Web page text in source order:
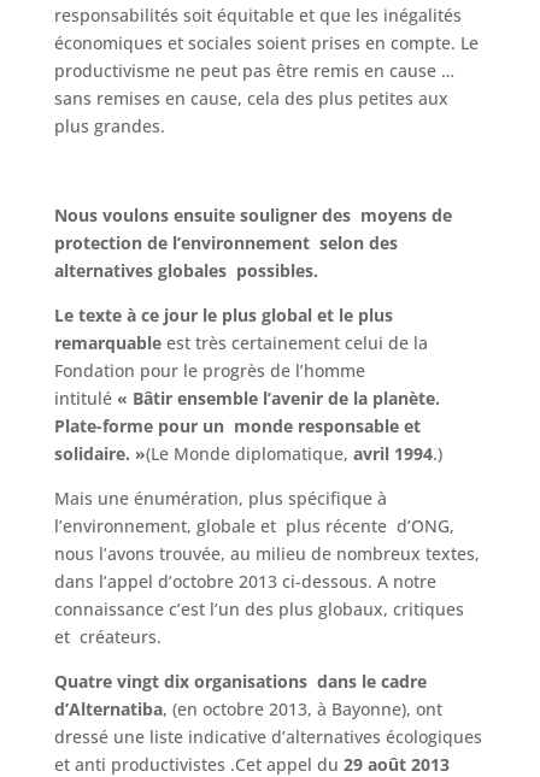
responsabilités soit équitable et que les inégalités
économiques et sociales soient prises en compte. Le
productivisme ne peut pas être remis en cause …
sans remises en cause, cela des plus petites aux
plus grandes.
Nous voulons ensuite souligner des moyens de
protection de l’environnement selon des
alternatives globales possibles.
Le texte à ce jour le plus global et le plus
remarquable est très certainement celui de la
Fondation pour le progrès de l’homme
intitulé « Bâtir ensemble l’avenir de la planète.
Plate-forme pour un monde responsable et
solidaire. »(Le Monde diplomatique, avril 1994.)
Mais une énumération, plus spécifique à
l’environnement, globale et plus récente d’ONG,
nous l’avons trouvée, au milieu de nombreux textes,
dans l’appel d’octobre 2013 ci-dessous. A notre
connaissance c’est l’un des plus globaux, critiques
et créateurs.
Quatre vingt dix organisations dans le cadre
d’Alternatiba, (en octobre 2013, à Bayonne), ont
dressé une liste indicative d’alternatives écologiques
et anti productivistes .Cet appel du 29 août 2013